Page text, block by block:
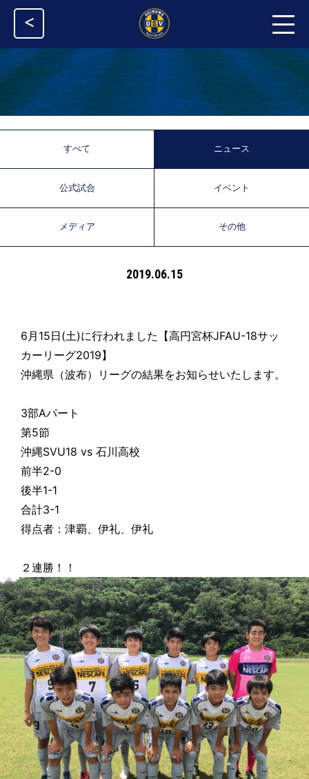
<
すべて ニュース
公式試合 イベント
メディア その他
2019.06.15
6月15日(土)に行われました【高円宮杯JFAU-18サッ
カーリーグ2019】
沖縄県（波布）リーグの結果をお知らせいたします。
3部Aパート
第5節
沖縄SVU18 vs 石川高校
前半2-0
後半1-1
合計3-1
得点者：津覇、伊礼、伊礼
２連勝！！